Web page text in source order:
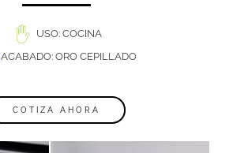
USO: COCINA
ACABADO: ORO CEPILLADO
COTIZA AHORA